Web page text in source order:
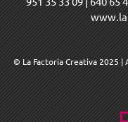
© La Factoria Creativa 2025 |